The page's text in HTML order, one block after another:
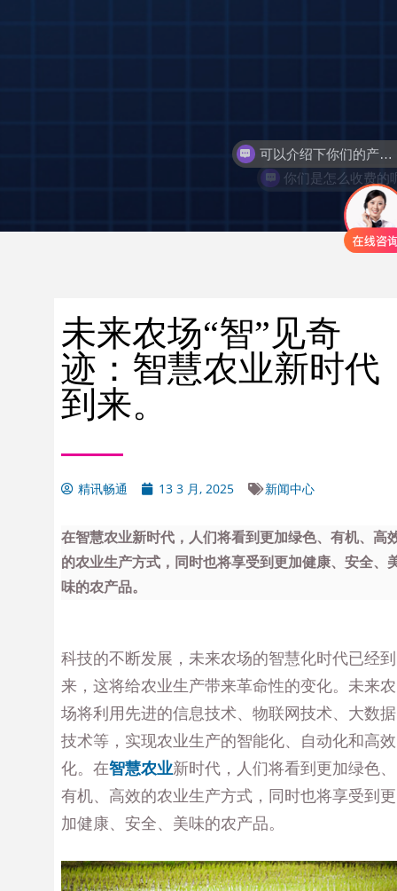
未来农场“智”见奇
迹：智慧农业新时代
到来。
精讯畅通 13 3 月, 2025 新闻中心
在智慧农业新时代，人们将看到更加绿色、有机、高
的农业生产方式，同时也将享受到更加健康、安全、
味的农产品。
科技的不断发展，未来农场的智慧化时代已经到
来，这将给农业生产带来革命性的变化。未来农
场将利用先进的信息技术、物联网技术、大数据
技术等，实现农业生产的智能化、自动化和高效
化。在智慧农业新时代，人们将看到更加绿色、
有机、高效的农业生产方式，同时也将享受到更
加健康、安全、美味的农产品。
你们是怎么收费的